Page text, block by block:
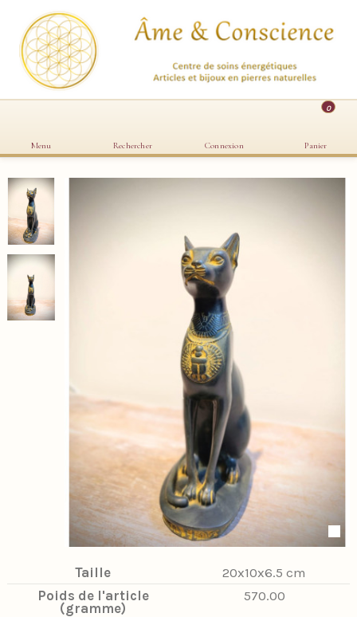
Menu Rechercher Connexion
0
Panier
Taille
20x10x6.5 cm
Poids de l'article
(gramme)
570.00